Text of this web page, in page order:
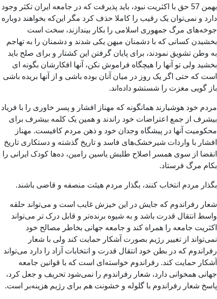
بهمن 57 حق با اکثریت نبود، باید پذیرفت که در جامعه ایران تکثر وجود
دارد و نمی‌توان یک رقیب را کاملا حذف کرد مگر این‌که بخواهند دوباره
جوخه‌های مرگ جمهوری اسلامی را بکار بیندازند، سخت است
بخشیدن کسانی که با دشمنان میهن یکی شدند و دشمنان را به تهاجم
به وطن تشویق نمودند، برای پایان گرفتن این کشتار و برای صلح باید
بخشید ولی تو آنها را هیچگاه فراموش نکن، آنها افکارشان بگونه ای
است که حتی اگر یک روز در میان آنان بوده باشی و از آنها بریده باشی
باز گویی مغزت را شستشو داده‌اند.
مردم خود هوشیارند همانگونه که مهناز افشار و پسر خاوری را با فریاد
بیشرف از جمع اعتراضات خود راندند و همین یک کلمه بیشرف برای
محکومیت آنها در پیشگاه وجدان خود و ذهن مردم کافیست. ﻣﻬﻨﺎﺯ
ﺍﻓﺸﺎﺭ با ﻭﺍﺭﺩﺍﺕ ﺷﯿﺮﺧﺸﮏﻫﺎﯼ ﻓﺎﺳﺪ و تاریخ گذشته و دستکاری تاریخ
انقضا ﺍﺯ ﺳﻮﯼ ﻫﻤﺴﺮ ﺍﺻﻼﺡ ﻃﻠﺒﺶ ﯾﺎﺳﯿﻦ ﺭﺍﻣﯿﻦ، ده‌ها کودک ایرانی را
بکام مرگ فرستاد.
بگذار مردم انتخاب کنند، بگذار مردم هیئت منصفه و قاضی باشند.
شعار رفراندوم که جایش در این خیزش غایب است و می‌تواند حلقه
واسط انتقال قدرت باشد و به شیوه برنده‌تر و قابل درک ‌تر می‌تواند
اکثریت جامعه را همراه کند و جامعه جهانی بخاطر مصالح خود
نمی‌تواند از تغییر رژیم بصورت آشکار حمایت کند ولی با شعار
رفراندوم که در بطن خود انتقال قدرت و انتخابات آزاد را دارد می‌تواند
آشکار حمایت کند. رفراندوم خواسته‌ای است که با قوانین جامعه
جهانی همخوانی دارد، شعار رفراندوم را نمی‌شود تحریف و جعل کرد،
پاسخ شعار رفراندوم با گلوله و خشونت هم برای رژیم هزینه‌بر است.